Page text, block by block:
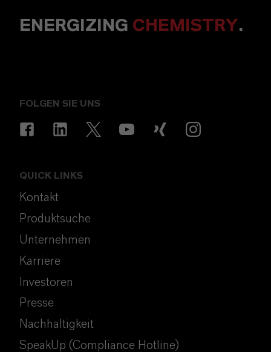
ENERGIZING CHEMISTRY.
FOLGEN SIE UNS
QUICK LINKS
Kontakt
Produktsuche
Unternehmen
Karriere
Investoren
Presse
Nachhaltigkeit
SpeakUp (Compliance Hotline)